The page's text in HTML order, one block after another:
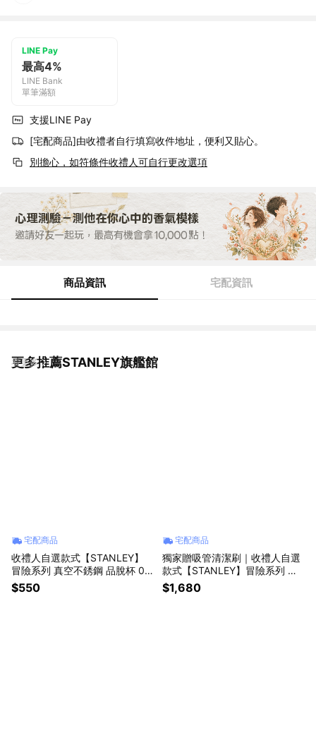
LINE Pay
最高4%
LINE Bank
單筆滿額
支援LINE Pay
[宅配商品]由收禮者自行填寫收件地址，便利又貼心。
別擔心，如符條件收禮人可自行更改選項
商品資訊 宅配資訊
更多推薦STANLEY旗艦館
看更多
宅配商品
收禮人自選款式【STANLEY】 ​​​
冒險系列 真空不銹鋼 品脫杯 0.3
5L
$550
宅配商品
獨家贈吸管清潔刷｜收禮人自選
款式【STANLEY】冒險系列 吸
管隨手杯2.0 1.18L / 多色任選
$1,680